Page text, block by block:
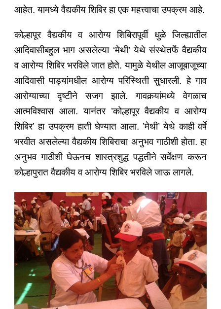
आहेत. यामध्ये वैद्यकीय शिबिर हा एक महत्त्वाचा उपक्रम आहे.
कोल्हापूर वैद्यकीय व आरोग्य शिबिरापूर्वी धुळे जिल्ह्यातील
आदिवासीबहुल भाग असलेल्या ‘मेथी’ येथे संस्थेतर्फे वैद्यकीय
व आरोग्य शिबिर भरविले जात होते. यामुळे येथील आजूबाजूच्या
आदिवासी पाड्यांमधील आरोग्य परिस्थिती सुधारली. हे गाव
आरोग्याच्या दृष्टीने सजग झाले. गावकर्‍यांमध्ये वेगळाच
आत्मविश्‍वास आला. यानंतर ’कोल्हापूर वैद्यकीय व आरोग्य
शिबिर’ हा उपक्रम हाती घेण्यात आला. ’मेथी’ येथे काही वर्षे
भरवीत असलेल्या वैद्यकीय शिबिराचा अनुभव गाठीशी होता. हा
अनुभव गाठीशी घेऊनच शास्त्रशुद्ध पद्धतीने सर्वेक्षण करून
कोल्हापुरात वैद्यकीय व आरोग्य शिबिर भरविले जाऊ लागले.